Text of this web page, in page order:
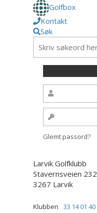
Golfbox
Kontakt
Søk
Glemt passord?
Larvik Golfklubb
Stavernsveien 232
3267 Larvik
Klubben 33 14 01 40